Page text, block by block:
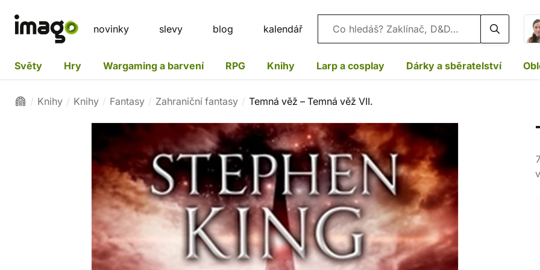
novinky slevy blog kalendář Vyhledávání
Světy Hry Wargaming a barvení RPG Knihy Larp a cosplay Dárky a sběratelství
Knihy Knihy Fantasy Zahraniční fantasy Temná věž – Temná věž VII.